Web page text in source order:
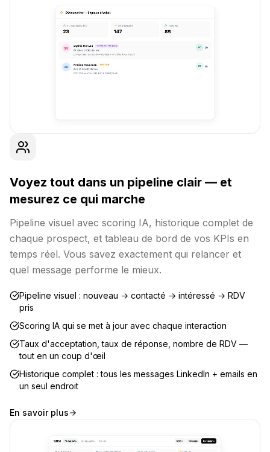
Voyez tout dans un pipeline clair — et
mesurez ce qui marche
Pipeline visuel avec scoring IA, historique complet de
chaque prospect, et tableau de bord de vos KPIs en
temps réel. Vous savez exactement qui relancer et
quel message performe le mieux.
Pipeline visuel : nouveau → contacté → intéressé → RDV
pris
Scoring IA qui se met à jour avec chaque interaction
Taux d'acceptation, taux de réponse, nombre de RDV —
tout en un coup d'œil
Historique complet : tous les messages LinkedIn + emails en
un seul endroit
En savoir plus